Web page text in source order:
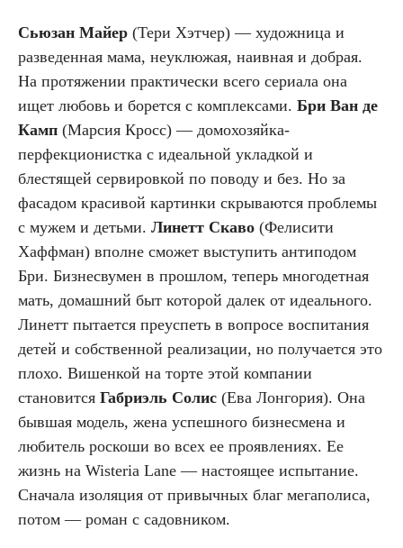
Сьюзан Майер (Тери Хэтчер) — художница и
разведенная мама, неуклюжая, наивная и добрая.
На протяжении практически всего сериала она
ищет любовь и борется с комплексами. Бри Ван де
Камп (Марсия Кросс) — домохозяйка-
перфекционистка с идеальной укладкой и
блестящей сервировкой по поводу и без. Но за
фасадом красивой картинки скрываются проблемы
с мужем и детьми. Линетт Скаво (Фелисити
Хаффман) вполне сможет выступить антиподом
Бри. Бизнесвумен в прошлом, теперь многодетная
мать, домашний быт которой далек от идеального.
Линетт пытается преуспеть в вопросе воспитания
детей и собственной реализации, но получается это
плохо. Вишенкой на торте этой компании
становится Габриэль Солис (Ева Лонгория). Она
бывшая модель, жена успешного бизнесмена и
любитель роскоши во всех ее проявлениях. Ее
жизнь на Wisteria Lane — настоящее испытание.
Сначала изоляция от привычных благ мегаполиса,
потом — роман с садовником.